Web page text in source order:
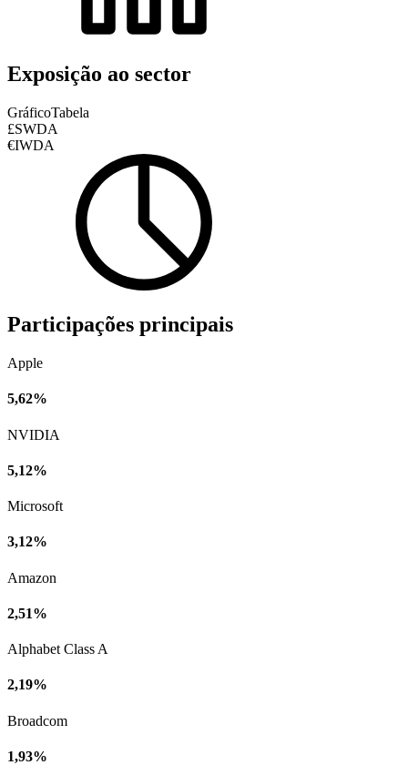
Exposição ao sector
GráficoTabela
£SWDA
€IWDA
Participações principais
Apple
5,62%
NVIDIA
5,12%
Microsoft
3,12%
Amazon
2,51%
Alphabet Class A
2,19%
Broadcom
1,93%